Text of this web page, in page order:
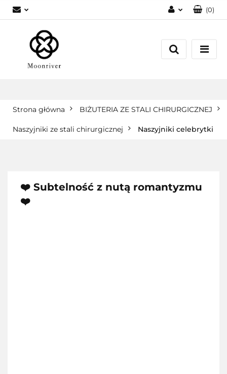
Zarejestruj się
(0)
Strona główna BIŻUTERIA ZE STALI CHIRURGICZNEJ
Naszyjniki ze stali chirurgicznej Naszyjniki celebrytki
❤️ Subtelność z nutą romantyzmu
❤️